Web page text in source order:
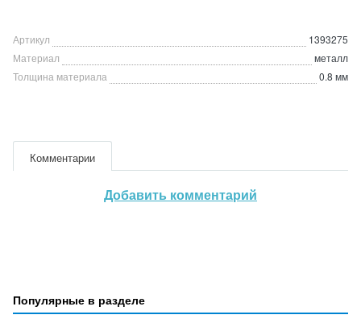
Артикул
1393275
Материал
металл
Толщина материала
0.8 мм
Комментарии
Добавить комментарий
Популярные в разделе